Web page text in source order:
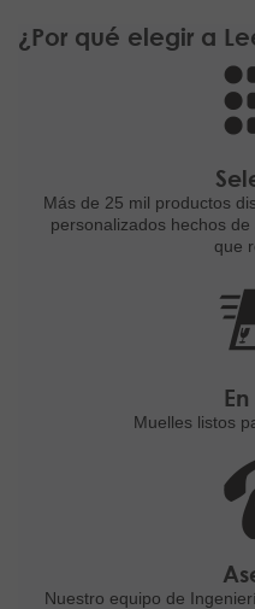
¿Por qué elegir a
Más de 25 mil productos
personalizados hechos
que
Muelles listos
Nuestro equipo de